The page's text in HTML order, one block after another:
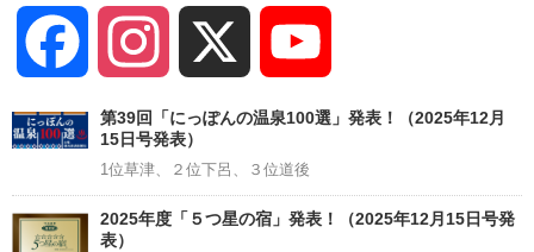
Facebook Instagram
Channel
第39回「にっぽんの温泉100選」発表！（2025年12月
15日号発表）
1位草津、２位下呂、３位道後
2025年度「５つ星の宿」発表！（2025年12月15日号発
表）